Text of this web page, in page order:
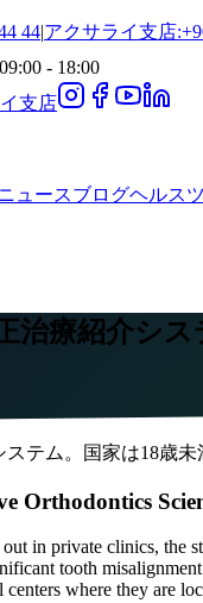
44|アクサライ支店:
- 18:00
支店
ュースブログヘルス
治療紹介シス
テム。国家は18歳
Orthodontics
in private clinics, the
tooth
where they are